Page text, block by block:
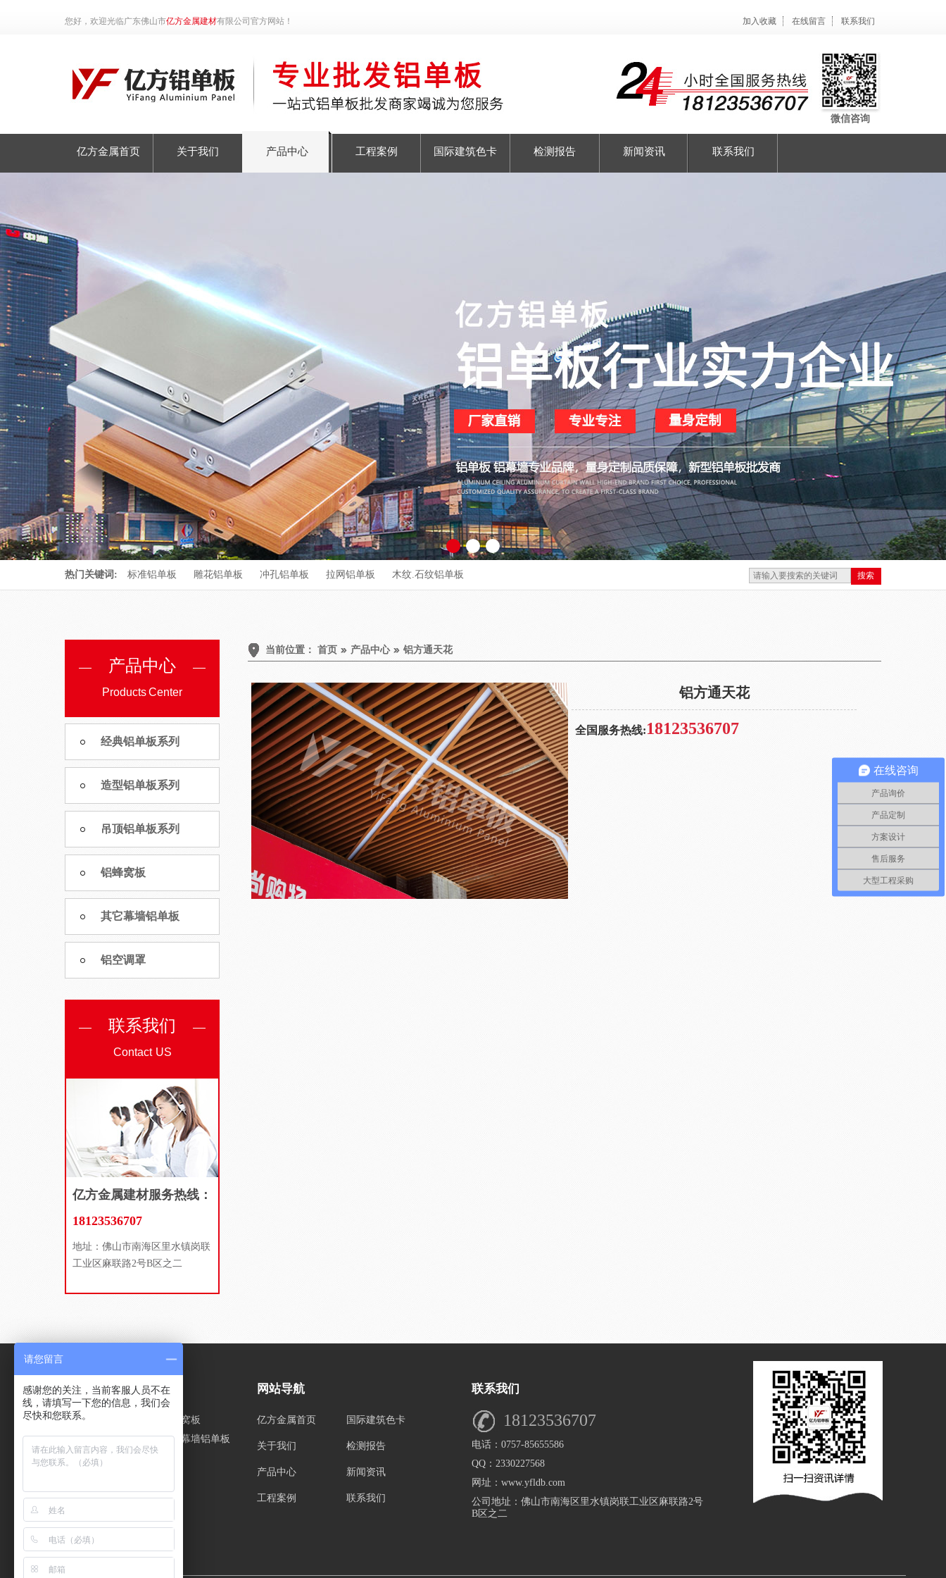
您好，欢迎光临广东佛山市亿方金属建材有限公司官方网站！ 加入收藏 在线留言 联系我们
微信咨询
亿方金属首页 关于我们 产品中心 工程案例 国际建筑色卡 检测报告 新闻资讯 联系我们
热门关键词: 标准铝单板 雕花铝单板 冲孔铝单板 拉网铝单板 木纹.石纹铝单板
产品中心
Products Center
经典铝单板系列
造型铝单板系列
吊顶铝单板系列
铝蜂窝板
其它幕墙铝单板
铝空调罩
联系我们
Contact US
亿方金属建材服务热线：
18123536707
地址：佛山市南海区里水镇岗联
工业区麻联路2号B区之二
当前位置： 首页 产品中心 铝方通天花
铝方通天花
全国服务热线:18123536707
产品展示
经典铝单板系
造型铝单板系
列
列
更多>>
铝蜂窝板
其它幕墙铝单板
网站导航
亿方金属首页
关于我们
产品中心
工程案例
国际建筑色卡
检测报告
新闻资讯
联系我们
联系我们
18123536707
电话：0757-85655586
QQ：2330227568
网址：www.yfldb.com
公司地址：佛山市南海区里水镇岗联工业区麻联路2号
B区之二
在线咨询
产品询价
产品定制
方案设计
售后服务
大型工程采购
请您留言
感谢您的关注，当前客服人员不在
线，请填写一下您的信息，我们会
尽快和您联系。